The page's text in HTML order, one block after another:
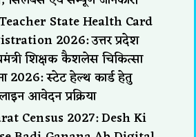
State Health Card
2026: उत्तर प्रदेश
शिक्षक कैशलेस चिकित्सा
2026: स्टेट हेल्थ कार्ड हेतु
आवेदन प्रक्रिया
Census 2027: Desh Ki